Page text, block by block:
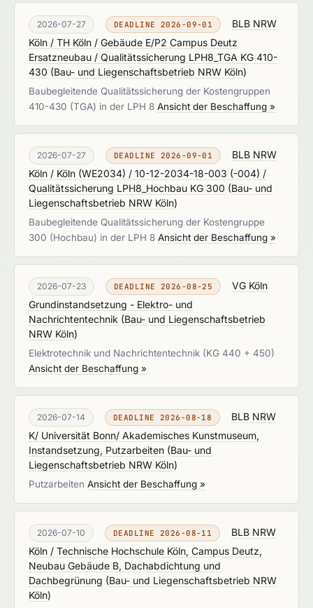
2026-07-27 DEADLINE 2026-09-01
BLB NRW
Köln / TH Köln / Gebäude E/P2 Campus Deutz
Ersatzneubau / Qualitätssicherung LPH8_TGA KG 410-
430 (Bau- und Liegenschaftsbetrieb NRW Köln)
Baubegleitende Qualitätssicherung der Kostengruppen
410-430 (TGA) in der LPH 8 Ansicht der Beschaffung »
2026-07-27 DEADLINE 2026-09-01
BLB NRW
Köln / Köln (WE2034) / 10-12-2034-18-003 (-004) /
Qualitätssicherung LPH8_Hochbau KG 300 (Bau- und
Liegenschaftsbetrieb NRW Köln)
Baubegleitende Qualitätssicherung der Kostengruppe
300 (Hochbau) in der LPH 8 Ansicht der Beschaffung »
2026-07-23 DEADLINE 2026-08-25
VG Köln
Grundinstandsetzung - Elektro- und
Nachrichtentechnik (Bau- und Liegenschaftsbetrieb
NRW Köln)
Elektrotechnik und Nachrichtentechnik (KG 440 + 450)
Ansicht der Beschaffung »
2026-07-14 DEADLINE 2026-08-18
BLB NRW
K/ Universität Bonn/ Akademisches Kunstmuseum,
Instandsetzung, Putzarbeiten (Bau- und
Liegenschaftsbetrieb NRW Köln)
Putzarbeiten Ansicht der Beschaffung »
2026-07-10 DEADLINE 2026-08-11
BLB NRW
Köln / Technische Hochschule Köln, Campus Deutz,
Neubau Gebäude B, Dachabdichtung und
Dachbegrünung (Bau- und Liegenschaftsbetrieb NRW
Köln)